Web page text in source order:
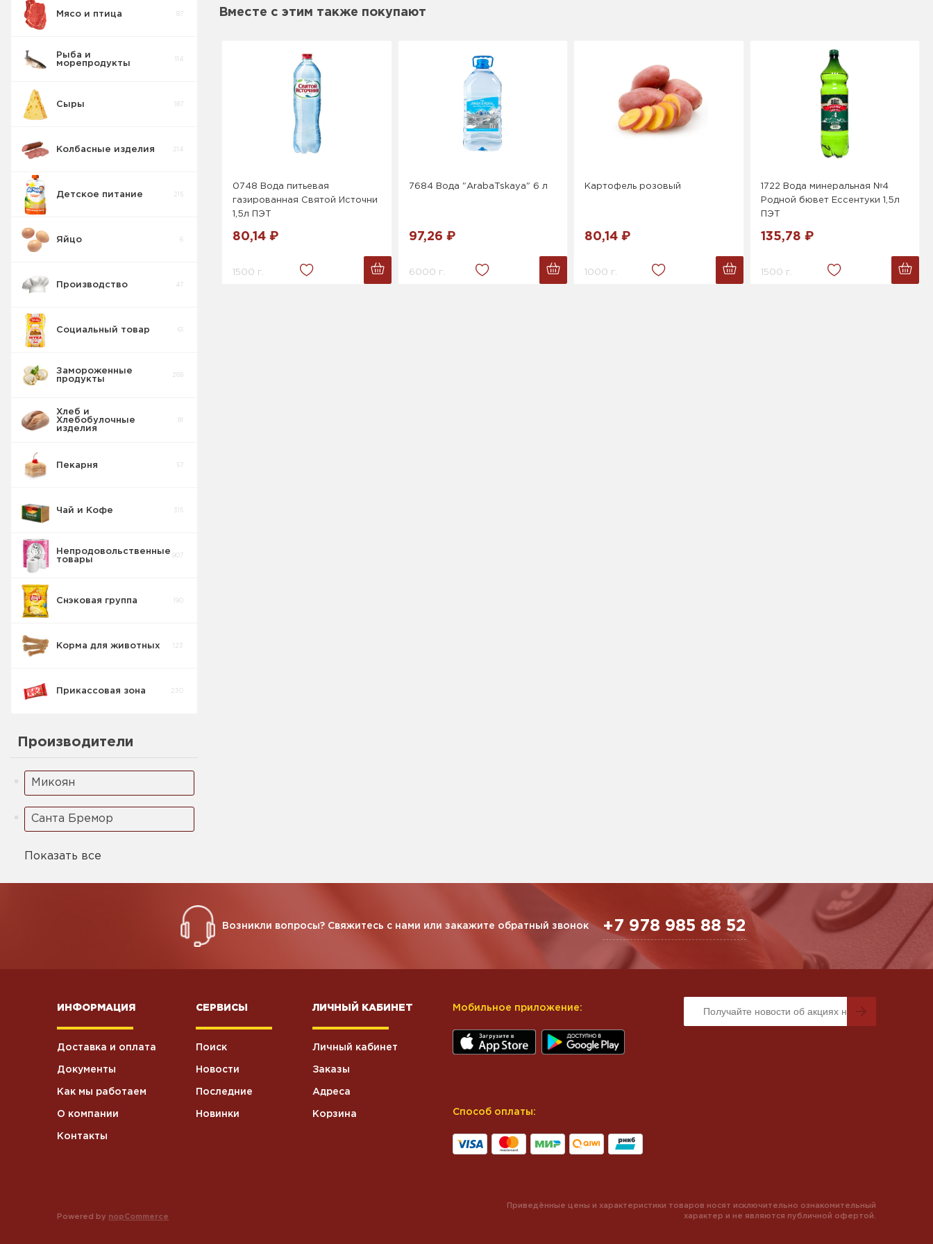
Вода , Сладкие
Мясо и птица 87
Рыба и
морепродукты
114
Сыры 187
Колбасные изделия 214
Детское питание 215
Яйцо 6
Производство 47
Социальный товар 61
Замороженные
продукты
269
Хлеб и
Хлебобулочные
изделия
81
Пекарня 57
Чай и Кофе 315
Непродовольственные
товары
907
Снэковая группа 190
Корма для животных 123
Прикассовая зона 230
Производители
Микоян
Санта Бремор
Показать все
Вместе с этим также покупают
0748 Вода питьевая
газированная Святой Источни
1,5л ПЭТ
80,14 ₽
1500 г.
7684 Вода "ArabaTskaya" 6 л
97,26 ₽
6000 г.
Картофель розовый
80,14 ₽
1000 г.
1722 Вода минеральная №4
Родной бювет Ессентуки 1,5л
ПЭТ
135,78 ₽
1500 г.
Возникли вопросы? Свяжитесь с нами или закажите обратный звонок +7 978 985 88 52
ИНФОРМАЦИЯ
Доставка и оплата
Документы
Как мы работаем
О компании
Контакты
СЕРВИСЫ
Поиск
Новости
Последние
Новинки
ЛИЧНЫЙ КАБИНЕТ
Личный кабинет
Заказы
Адреса
Корзина
Мобильное приложение:
Способ оплаты:
Powered by nopCommerce
Приведённые цены и характеристики товаров носят исключительно ознакомительный
характер и не являются публичной офертой.